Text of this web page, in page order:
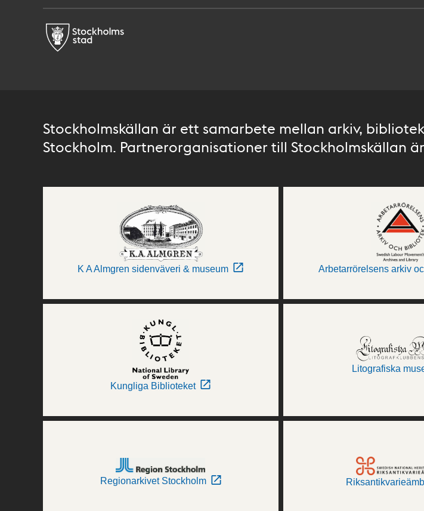
Stockholmskällan är ett samarbete mellan arkiv,
Stockholm. Partnerorganisationer till Stockholmskällan
K A Almgren sidenväveri & museum Arbetarrörelsens arkiv
Kungliga Biblioteket
Litografiska
Regionarkivet Stockholm